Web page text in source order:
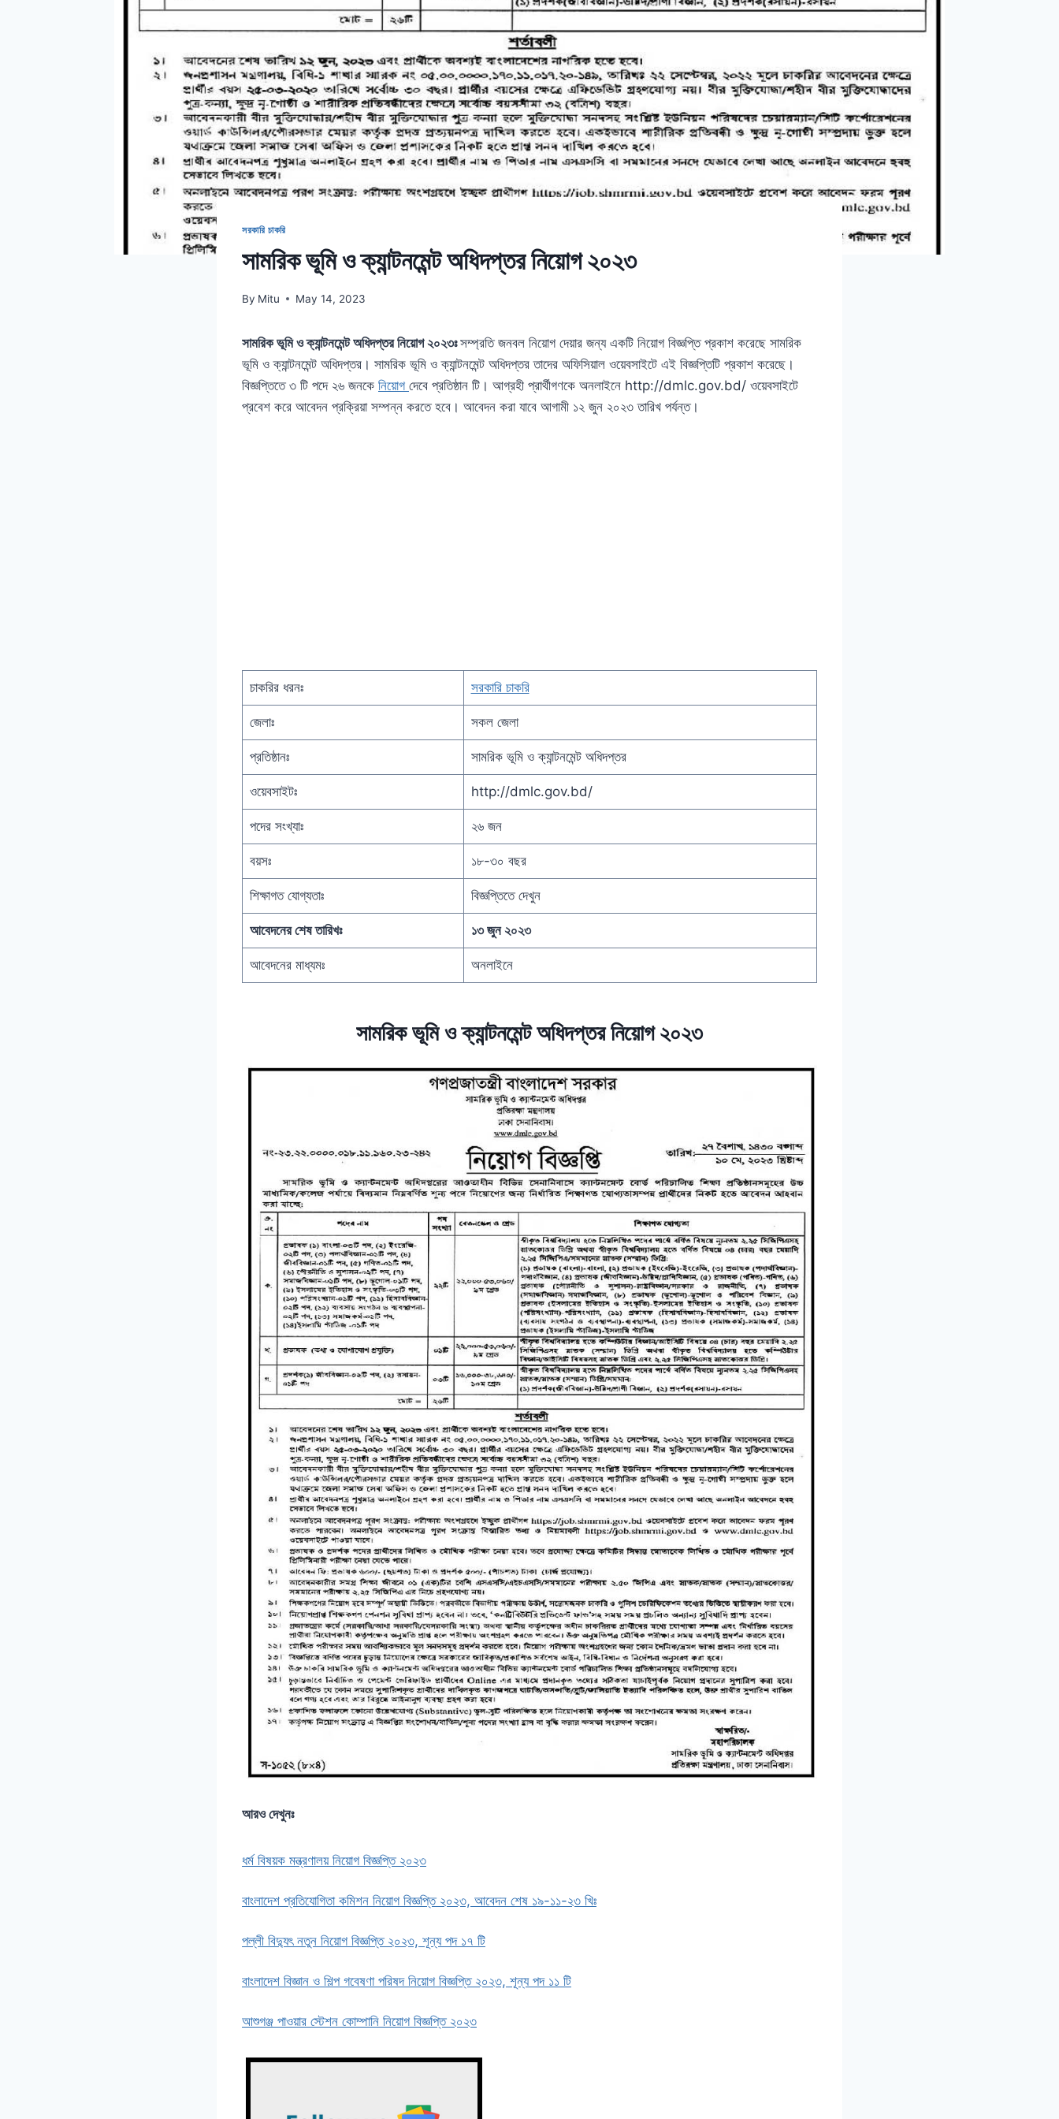
সরকারি চাকরি
সামরিক ভূমি ও ক্যান্টনমেন্ট অধিদপ্তর নিয়োগ ২০২৩
By Mitu May 14, 2023
সামরিক ভূমি ও ক্যান্টনমেন্ট অধিদপ্তর নিয়োগ ২০২৩ঃসম্প্রতি জনবল নিয়োগ দেয়ার জন্য একটি নিয়োগ বিজ্ঞপ্তি প্রকাশ করেছে সামরিক
ভূমি ও ক্যান্টনমেন্ট অধিদপ্তর। সামরিক ভূমি ও ক্যান্টনমেন্ট অধিদপ্তর তাদের অফিসিয়াল ওয়েবসাইটে এই বিজ্ঞপ্তিটি প্রকাশ করেছে।
বিজ্ঞপ্তিতে ৩ টি পদে ২৬ জনকে নিয়োগ দেবে প্রতিষ্ঠান টি। আগ্রহী প্রার্থীগণকে অনলাইনে http://dmlc.gov.bd/ ওয়েবসাইটে
প্রবেশ করে আবেদন প্রক্রিয়া সম্পন্ন করতে হবে। আবেদন করা যাবে আগামী ১২ জুন ২০২৩ তারিখ পর্যন্ত।
চাকরির ধরনঃ সরকারি চাকরি
জেলাঃ সকল জেলা
প্রতিষ্ঠানঃ সামরিক ভূমি ও ক্যান্টনমেন্ট অধিদপ্তর
ওয়েবসাইটঃ http://dmlc.gov.bd/
পদের সংখ্যাঃ ২৬ জন
বয়সঃ ১৮-৩০ বছর
শিক্ষাগত যোগ্যতাঃ বিজ্ঞপ্তিতে দেখুন
আবেদনের শেষ তারিখঃ ১৩ জুন ২০২৩
আবেদনের মাধ্যমঃ অনলাইনে
সামরিক ভূমি ও ক্যান্টনমেন্ট অধিদপ্তর নিয়োগ ২০২৩
আরও দেখুনঃ
ধর্ম বিষয়ক মন্ত্রণালয় নিয়োগ বিজ্ঞপ্তি ২০২৩
বাংলাদেশ প্রতিযোগিতা কমিশন নিয়োগ বিজ্ঞপ্তি ২০২৩, আবেদন শেষ ১৯-১১-২৩ খিঃ
পল্লী বিদ্যুৎ নতুন নিয়োগ বিজ্ঞপ্তি ২০২৩, শূন্য পদ ১৭ টি
বাংলাদেশ বিজ্ঞান ও শিল্প গবেষণা পরিষদ নিয়োগ বিজ্ঞপ্তি ২০২৩, শূন্য পদ ১১ টি
আশুগঞ্জ পাওয়ার স্টেশন কোম্পানি নিয়োগ বিজ্ঞপ্তি ২০২৩